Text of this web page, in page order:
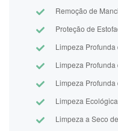
Remoção de
Proteção de
Limpeza
Limpeza
Limpeza
Limpeza
Limpeza a Seco